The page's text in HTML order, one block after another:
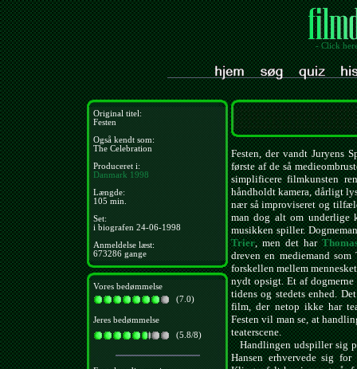
- Click
Original titel:
Festen
Også kendt som:
The Celebration
Produceret i:
Danmark 1998
Længde:
105 min.
Set:
i biografen 24-06-1998
Anmeldelse læst:
673286 gange
Vores bedømmelse
(7.0)
Jeres bedømmelse
(5.8/8)
Festen, der vandt Juryens
første af de så
simplificere filmkunsten
håndholdt kamera, dårligt
nær så improviseret og
man dog alt om underlige
musikken spiller.
Trier, men det har
dreven en mediemand
forskellen mellem
nydt opsigt. Et af
tidens og stedets enhed.
film, der netop ikke har
Festen vil man se, at
teaterscene.
Handlingen udspiller sig
Hansen erhvervede sig